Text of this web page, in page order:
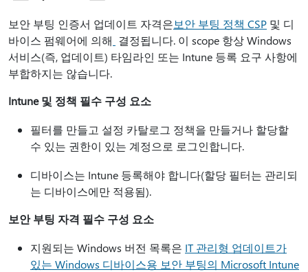
보안 부팅 인증서 업데이트 자격은보안 부팅 정책 CSP 및 디
바이스 펌웨어에 의해 결정됩니다. 이 scope 항상 Windows
서비스(즉, 업데이트) 타임라인 또는 Intune 등록 요구 사항에
부합하지는 않습니다.
Intune 및 정책 필수 구성 요소
필터를 만들고 설정 카탈로그 정책을 만들거나 할당할
수 있는 권한이 있는 계정으로 로그인합니다.
디바이스는 Intune 등록해야 합니다(할당 필터는 관리되
는 디바이스에만 적용됨).
보안 부팅 자격 필수 구성 요소
지원되는 Windows 버전 목록은 IT 관리형 업데이트가
있는 Windows 디바이스용 보안 부팅의 Microsoft Intune